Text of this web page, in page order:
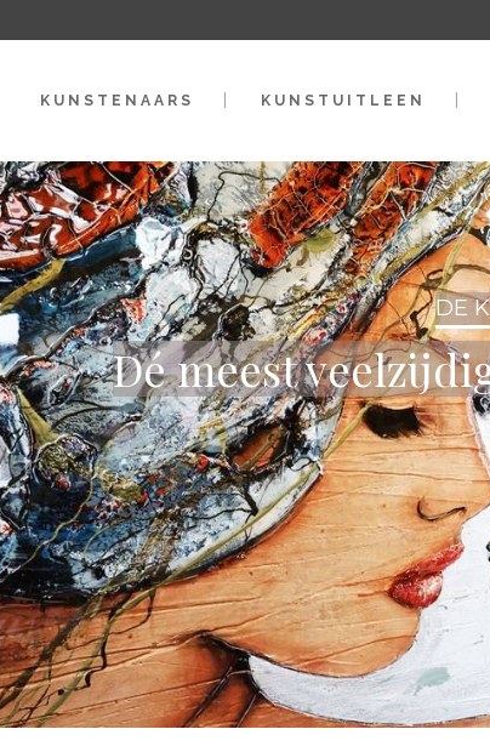
KUNSTENAARS KUNSTUITLEEN
DE
Dé meest